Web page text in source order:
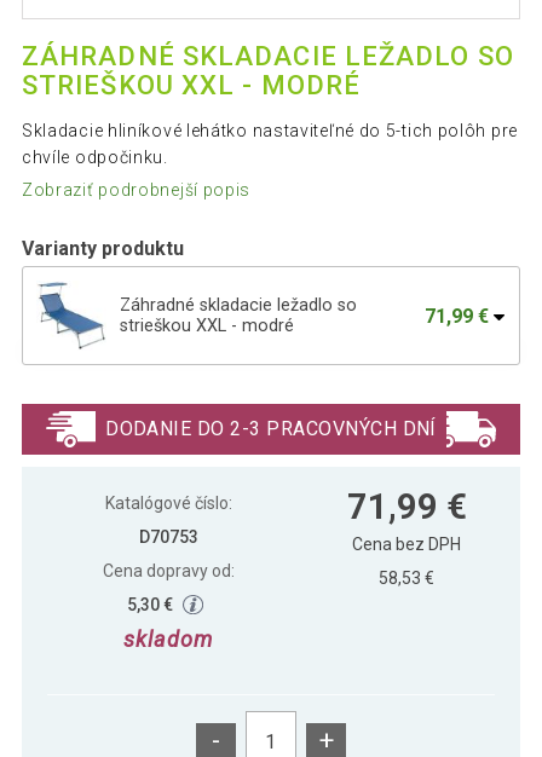
ZÁHRADNÉ SKLADACIE LEŽADLO SO
STRIEŠKOU XXL - MODRÉ
Skladacie hliníkové lehátko nastaviteľné do 5-tich polôh pre
chvíle odpočinku.
Zobraziť podrobnejší popis
Varianty produktu
Záhradné skladacie ležadlo so
strieškou XXL - modré
71,99 €
XXL, béžové
XXL, sivé
107,99 €
DODANIE DO 2-3 PRACOVNÝCH DNÍ
Katalógové číslo:
D70753
Cena dopravy od:
5,30 €
skladom
71,99 €
Cena bez DPH
58,53 €
- +